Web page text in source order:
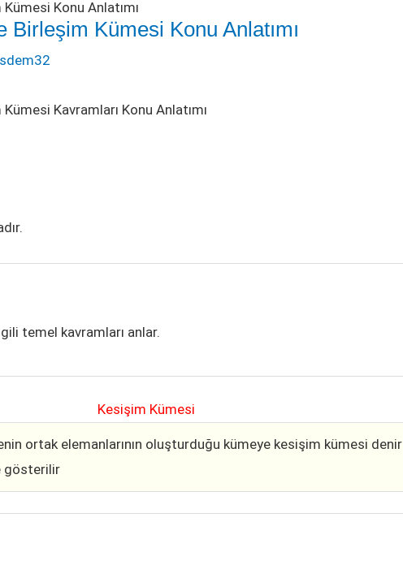
Konu Anlatımı
Birleşim Kümesi Konu Anlatımı
Kavramları Konu Anlatımı
temel kavramları anlar.
Kesişim Kümesi
ortak elemanlarının oluşturduğu kümeye kesişim kümesi denir
gösterilir